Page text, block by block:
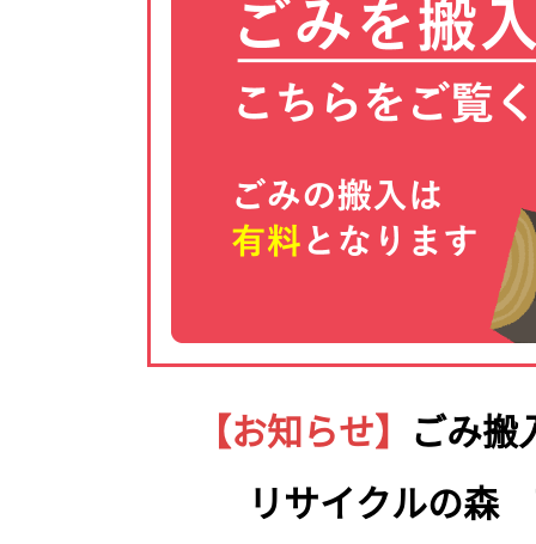
【お知らせ】 ごみ搬
リサイクルの森